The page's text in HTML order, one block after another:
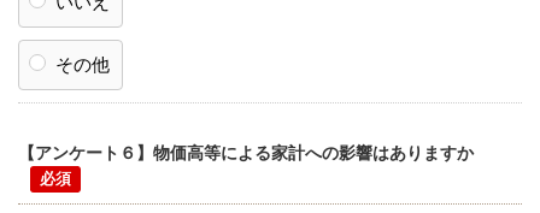
その他
【アンケート６】物価高等による家計への影響はありますか